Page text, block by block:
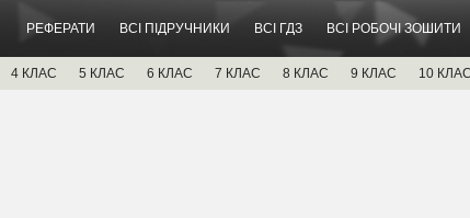
РЕФЕРАТИ ВСІ ПІДРУЧНИКИ ВСІ ГДЗ ВСІ РОБОЧІ ЗОШИТИ
4 КЛАС 5 КЛАС 6 КЛАС 7 КЛАС 8 КЛАС 9 КЛАС 10 КЛАС